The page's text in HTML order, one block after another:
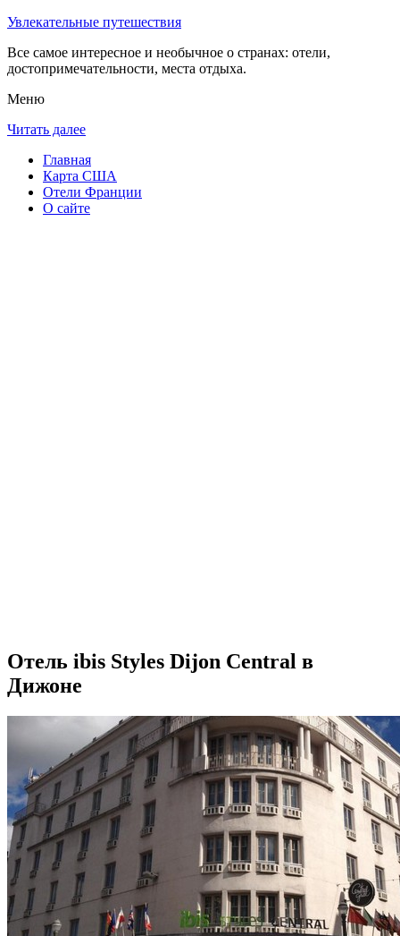
Увлекательные путешествия
Все самое интересное и необычное о странах: отели,
достопримечательности, места отдыха.
Меню
Читать далее
Главная
Карта США
Отели Франции
О сайте
Отель ibis Styles Dijon Central в
Дижоне